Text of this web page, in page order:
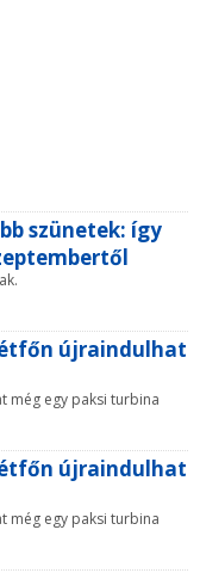
szünetek: így
újraindulhat
még egy paksi turbina
újraindulhat
még egy paksi turbina